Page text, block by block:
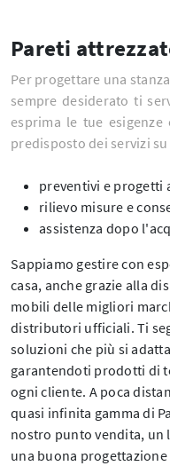
Pareti
Per progettare una
sempre desiderato ti
esprima le tue
predisposto dei servizi
preventivi e progetti
rilievo misure e
assistenza dopo
Sappiamo gestire con
casa, anche grazie alla
mobili delle migliori
distributori ufficiali. Ti
soluzioni che più si
garantendoti prodotti di
ogni cliente. A poca
quasi infinita gamma di
nostro punto vendita, un
una buona